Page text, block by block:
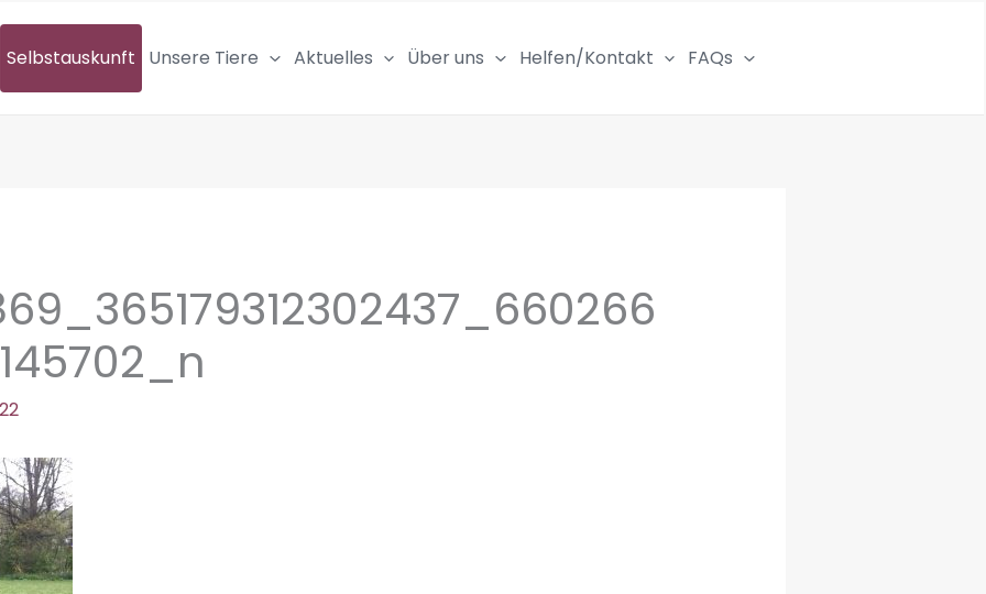
Selbstauskunft Unsere Tiere Aktuelles Über uns Helfen/Kontakt FAQs